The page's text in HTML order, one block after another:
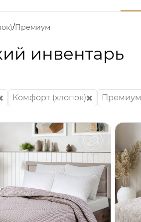
Премиум
инвентарь
Комфорт (хлопок) Премиум